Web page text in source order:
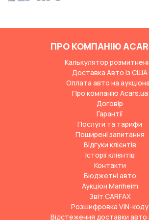
ПРО КОМПАНІЮ
Калькулятор
Доставка Авто із США
Оплата авто на
Про компанію Acars.ua
Договір
Гарантії
Послуги та тарифи
Поширені запитання
Відгуки клієнтів
Історії клієнтів
Контакти
Бюджетні авто
Аукціон Manheim
Звіт CARFAX
Розшифровка VIN-коду
Відстеження доставки